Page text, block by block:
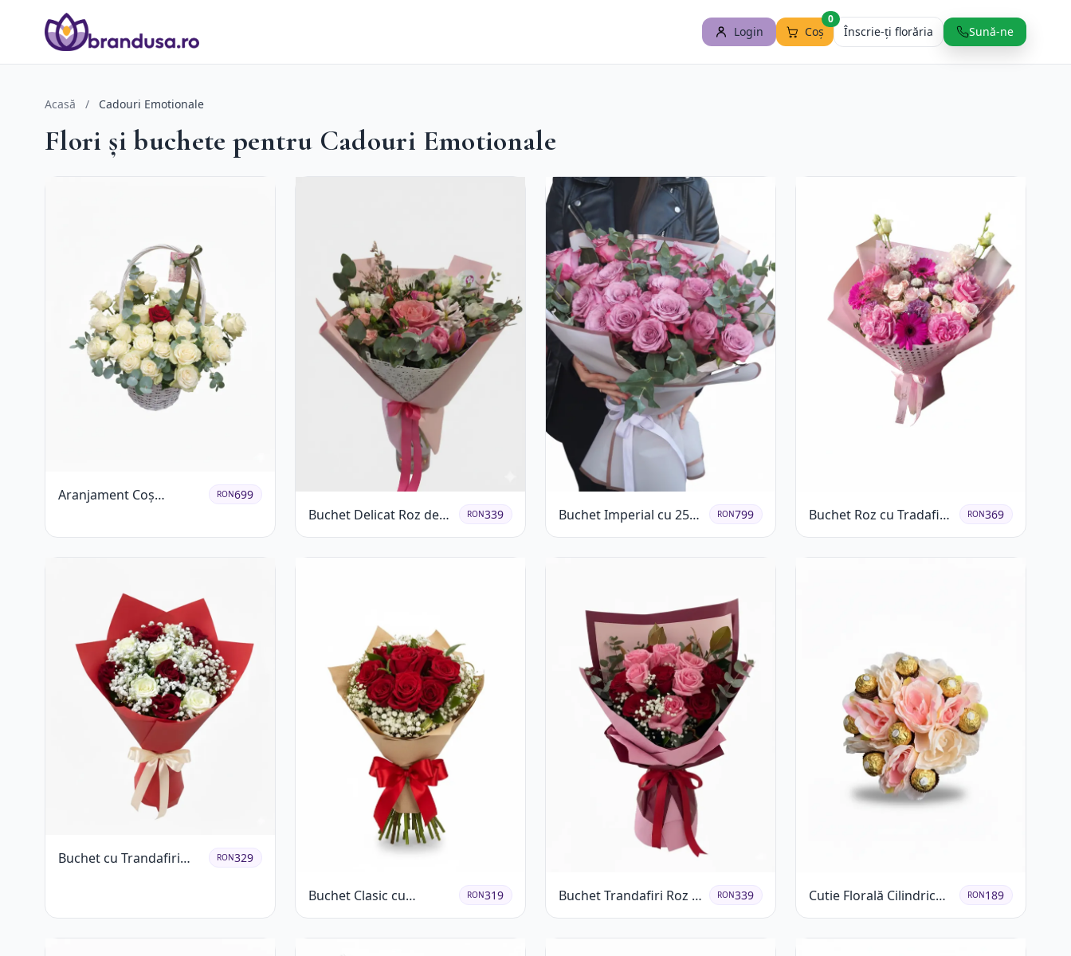
Login Coș
0
Înscrie-ți florăria Sună-ne
Acasă / Cadouri Emotionale
Flori și buchete pentru Cadouri Emotionale
Aranjament Coș
Accent Roșu
RON699
Buchet Delicat Roz de
primăvară
RON339
Buchet Imperial cu 25
Trandafiri
RON799
Buchet Roz cu Tradafiri
și Gerbera
RON369
Buchet cu Trandafiri
RON329
Buchet Clasic cu
Trandafiri Roșii și
RON319
Buchet Trandafiri Roz și
Roșii cu Eucalipt și
RON339
Cutie Florală Cilindrică
cu Ferrero Rocher și
RON189